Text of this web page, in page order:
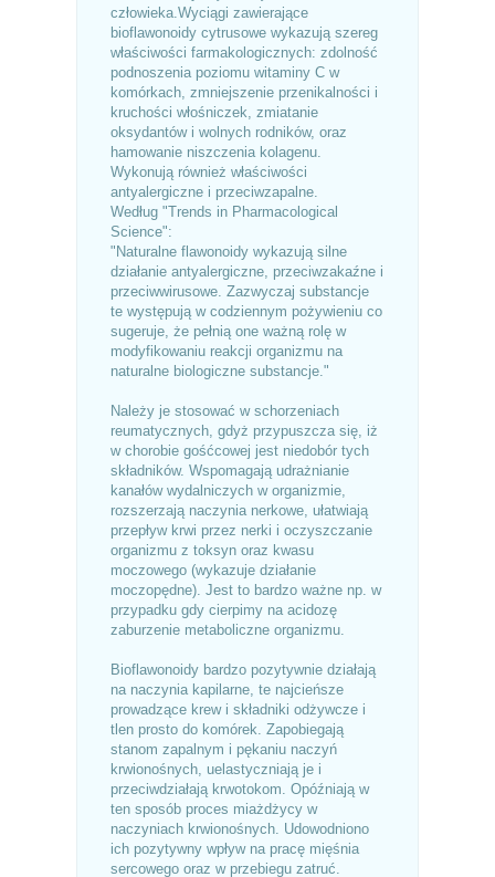
człowieka.Wyciągi zawierające
bioflawonoidy cytrusowe wykazują szereg
właściwości farmakologicznych: zdolność
podnoszenia poziomu witaminy C w
komórkach, zmniejszenie przenikalności i
kruchości włośniczek, zmiatanie
oksydantów i wolnych rodników, oraz
hamowanie niszczenia kolagenu.
Wykonują również właściwości
antyalergiczne i przeciwzapalne.
Według "Trends in Pharmacological
Science":
"Naturalne flawonoidy wykazują silne
działanie antyalergiczne, przeciwzakaźne i
przeciwwirusowe. Zazwyczaj substancje
te występują w codziennym pożywieniu co
sugeruje, że pełnią one ważną rolę w
modyfikowaniu reakcji organizmu na
naturalne biologiczne substancje."
Należy je stosować w schorzeniach
reumatycznych, gdyż przypuszcza się, iż
w chorobie gośćcowej jest niedobór tych
składników. Wspomagają udrażnianie
kanałów wydalniczych w organizmie,
rozszerzają naczynia nerkowe, ułatwiają
przepływ krwi przez nerki i oczyszczanie
organizmu z toksyn oraz kwasu
moczowego (wykazuje działanie
moczopędne). Jest to bardzo ważne np. w
przypadku gdy cierpimy na acidozę
zaburzenie metaboliczne organizmu.
Bioflawonoidy bardzo pozytywnie działają
na naczynia kapilarne, te najcieńsze
prowadzące krew i składniki odżywcze i
tlen prosto do komórek. Zapobiegają
stanom zapalnym i pękaniu naczyń
krwionośnych, uelastyczniają je i
przeciwdziałają krwotokom. Opóźniają w
ten sposób proces miażdżycy w
naczyniach krwionośnych. Udowodniono
ich pozytywny wpływ na pracę mięśnia
sercowego oraz w przebiegu zatruć.